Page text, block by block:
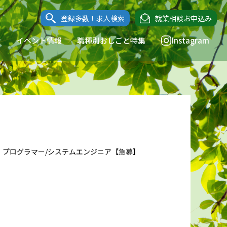
登録多数！求人検索 就業相談お申込み
イベント情報 職種別おしごと特集 Instagram
ログラマー/システムエンジニア【急募】